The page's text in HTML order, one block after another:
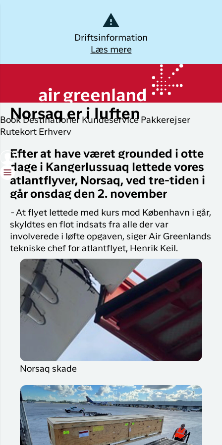
Driftsinformation
Læs mere
Book Destinationer Kundeservice Pakkerejser
Rutekort Erhverv
Kalaallisut
rejse
Book flybillet
Min booking
Flytider
Erhvervsrejsende
Oplev
Grønland
Oplevelser
Grønland
Hotel og
Øvrige
destinationer
destinationer
Tilbud
Populære
byer
Flyrejser til
København
Flyrejser til
Flyrejser til
Qaqortoq
Brug din e-mail adresse
Log på
Har du glemt din adgangskode?
Ny Profil
Tilmeld dig gratis Club Timmisa og få en
masse eksklusive fordele. Læs mere om
klubben
Tilmeld dig Club Timmisa
Norsaq er i luften
Efter at have været grounded i otte
dage i Kangerlussuaq lettede vores
atlantflyver, Norsaq, ved tre-tiden i
går onsdag den 2. november
- At flyet lettede med kurs mod København i går,
skyldtes en flot indsats fra alle der var
involverede i løfte opgaven, siger Air Greenlands
tekniske chef for atlantflyet, Henrik Keil.
Norsaq skade